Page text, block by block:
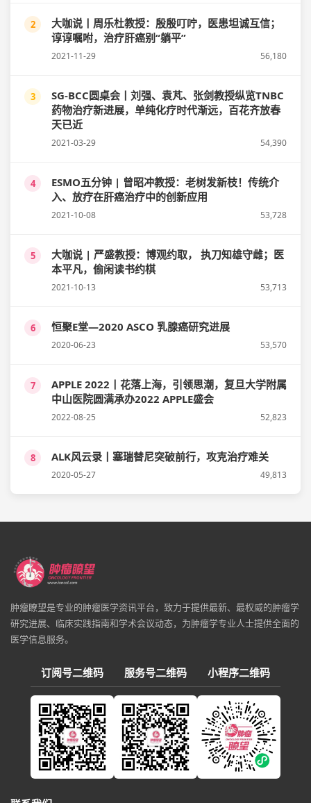
2
大咖说丨周乐杜教授：殷殷叮咛，医患坦诚互信；
谆谆嘱咐，治疗肝癌别“躺平”
2021-11-29 56,180
3
SG-BCC圆桌会丨刘强、袁芃、张剑教授纵览TNBC
药物治疗新进展，单纯化疗时代渐远，百花齐放春
天已近
2021-03-29 54,390
4
ESMO五分钟 | 曾昭冲教授：老树发新枝！传统介
入、放疗在肝癌治疗中的创新应用
2021-10-08 53,728
5
大咖说 | 严盛教授：博观约取， 执刀知雄守雌；医
本平凡，偷闲读书约棋
2021-10-13 53,713
6 恒聚E堂—2020 ASCO 乳腺癌研究进展
2020-06-23 53,570
7
APPLE 2022丨花落上海，引领思潮，复旦大学附属
中山医院圆满承办2022 APPLE盛会
2022-08-25 52,823
8 ALK风云录丨塞瑞替尼突破前行，攻克治疗难关
2020-05-27 49,813
肿瘤瞭望是专业的肿瘤医学资讯平台，致力于提供最新、最权威的肿瘤学
研究进展、临床实践指南和学术会议动态，为肿瘤学专业人士提供全面的
医学信息服务。
订阅号二维码 服务号二维码 小程序二维码